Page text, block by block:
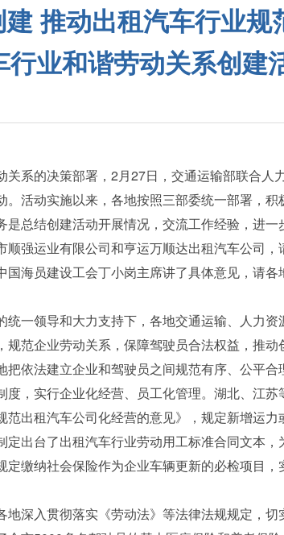
建 推动出租汽车行业
业和谐劳动关系创建
系的决策部署，2月27日，交通运输部联合人
活动实施以来，各地按照三部委统一部署，
总结创建活动开展情况，交流工作经验，进
强运业有限公司和亨运万顺达出租汽车公司，
海员建设工会丁小岗主席讲了具体意见，请各
一领导和大力支持下，各地交通运输、人力
范企业劳动关系，保障驾驶员合法权益，推动
把依法建立企业和驾驶员之间规范有序、公平
，实行企业化经营、员工化管理。湖北、江
出租汽车公司化经营的意见》，规定新增运
出台了出租汽车行业劳动用工标准合同文本
缴纳社会保险作为企业车辆更新的必检项目
地深入贯彻落实《劳动法》等法律法规规定，